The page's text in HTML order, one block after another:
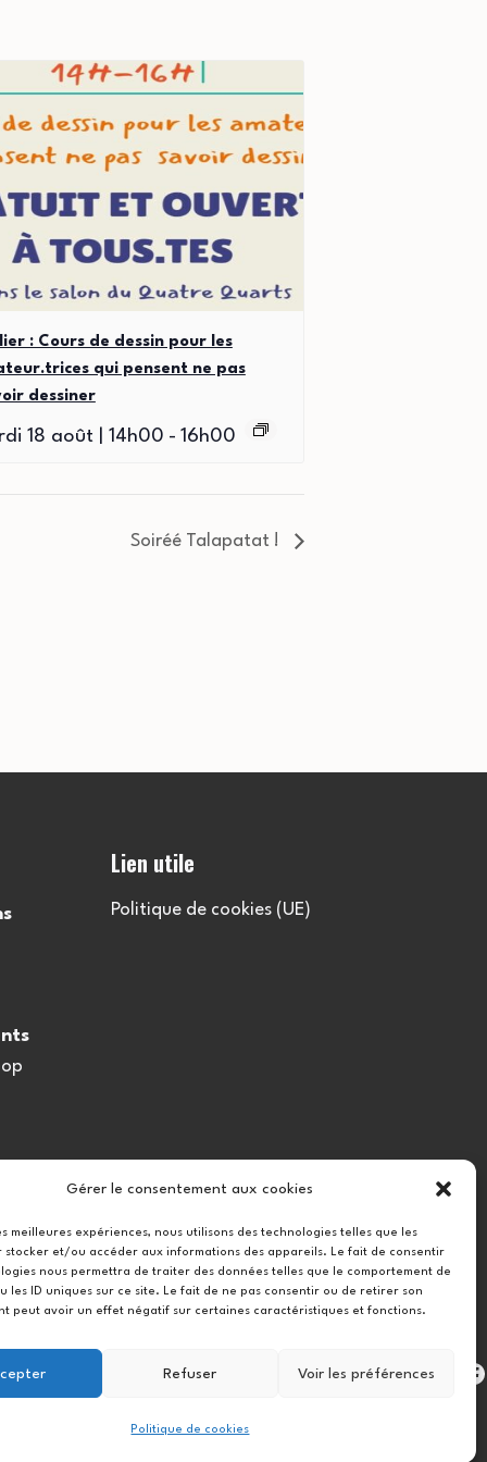
Gérer le consentement aux cookies
meilleures expériences, nous utilisons des technologies telles que les
stocker et/ou accéder aux informations des appareils. Le fait de consentir
nous permettra de traiter des données telles que le comportement de
les ID uniques sur ce site. Le fait de ne pas consentir ou de retirer son
peut avoir un effet négatif sur certaines caractéristiques et fonctions.
Refuser Voir les préférences
Politique de cookies
: Cours de dessin pour les
qui pensent ne pas
dessiner
18 août | 14h00 - 16h00
Soiréé Talapatat !
Lien utile
Politique de cookies (UE)